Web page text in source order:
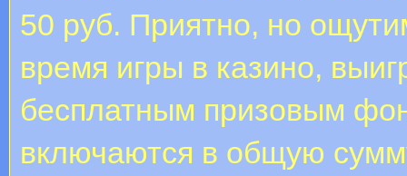
50 руб. Приятно, но
время игры в казино,
бесплатным призовым
включаются в общую